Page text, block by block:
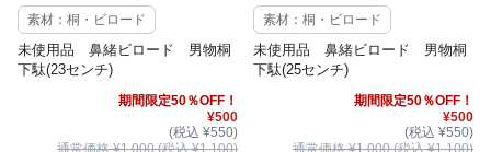
素材：桐・ビロード
未使用品 鼻緒ビロード 男物桐
下駄(23センチ)
期間限定50％OFF！
¥500
(税込 ¥550)
素材：桐・ビロード
未使用品 鼻緒ビロード 男物桐
下駄(25センチ)
期間限定50％OFF！
¥500
(税込 ¥550)